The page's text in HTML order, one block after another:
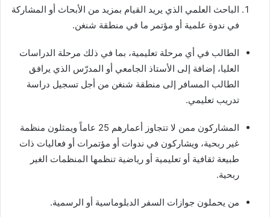
الباحث العلمي الذي يريد القيام بمزيد من الأبحاث أو المشاركة
في ندوة علمية أو مؤتمر ما في منطقة شنغن.
الطالب في أي مرحلة تعليمية، بما في ذلك مرحلة الدراسات
العليا، إضافة إلى الأستاذ الجامعي أو المدرّس الذي يرافق
الطالب المسافر إلى منطقة شنغن من أجل تسجيل دراسة
تدريب تعليمي.
المشاركون ممن لا تتجاوز أعمارهم 25 عاماً ويمثلون منظمة
غير ربحية، ويشاركون في ندوات أو مؤتمرات أو فعاليات ذات
طبيعة ثقافية أو تعليمية أو رياضية تنظمها المنظمات الغير
ربحية.
من يحملون جوازات السفر الدبلوماسية أو الرسمية.